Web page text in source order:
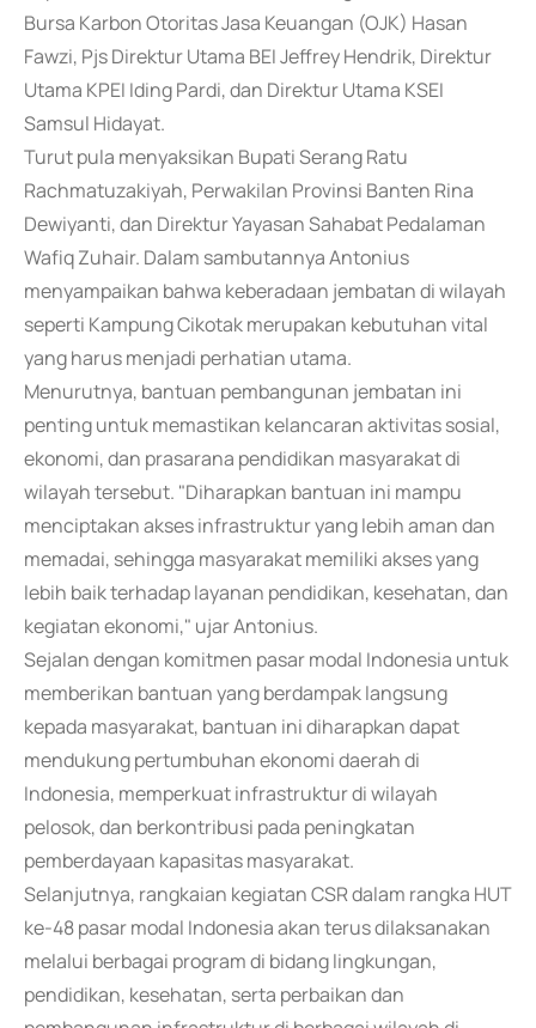
Bursa Karbon Otoritas Jasa Keuangan (OJK) Hasan
Fawzi, Pjs Direktur Utama BEI Jeffrey Hendrik, Direktur
Utama KPEI Iding Pardi, dan Direktur Utama KSEI
Samsul Hidayat.
Turut pula menyaksikan Bupati Serang Ratu
Rachmatuzakiyah, Perwakilan Provinsi Banten Rina
Dewiyanti, dan Direktur Yayasan Sahabat Pedalaman
Wafiq Zuhair. Dalam sambutannya Antonius
menyampaikan bahwa keberadaan jembatan di wilayah
seperti Kampung Cikotak merupakan kebutuhan vital
yang harus menjadi perhatian utama.
Menurutnya, bantuan pembangunan jembatan ini
penting untuk memastikan kelancaran aktivitas sosial,
ekonomi, dan prasarana pendidikan masyarakat di
wilayah tersebut. "Diharapkan bantuan ini mampu
menciptakan akses infrastruktur yang lebih aman dan
memadai, sehingga masyarakat memiliki akses yang
lebih baik terhadap layanan pendidikan, kesehatan, dan
kegiatan ekonomi," ujar Antonius.
Sejalan dengan komitmen pasar modal Indonesia untuk
memberikan bantuan yang berdampak langsung
kepada masyarakat, bantuan ini diharapkan dapat
mendukung pertumbuhan ekonomi daerah di
Indonesia, memperkuat infrastruktur di wilayah
pelosok, dan berkontribusi pada peningkatan
pemberdayaan kapasitas masyarakat.
Selanjutnya, rangkaian kegiatan CSR dalam rangka HUT
ke-48 pasar modal Indonesia akan terus dilaksanakan
melalui berbagai program di bidang lingkungan,
pendidikan, kesehatan, serta perbaikan dan